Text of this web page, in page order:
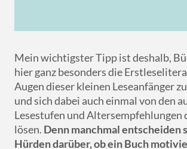
Mein wichtigster Tipp ist deshalb,
hier ganz besonders die
Augen dieser kleinen Leseanfänger
und sich dabei auch einmal von den
Lesestufen und Altersempfehlungen
lösen. Denn manchmal entscheiden
Hürden darüber, ob ein Buch